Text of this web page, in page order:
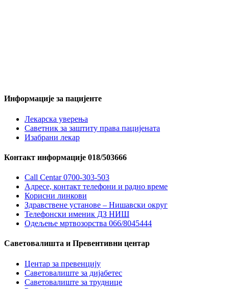
Информације за пацијенте
Лекарска уверења
Саветник за заштиту права пацијената
Изабрани лекар
Контакт информације 018/503666
Call Centar 0700-303-503
Адресe, контакт телефони и радно време
Корисни линкови
Здравствене установе – Нишавски округ
Телефонски именик ДЗ НИШ
Одељење мртвозорства 066/8045444
Саветовалишта и Превентивни центар
Центар за превенцију
Саветовалиште за дијабетес
Саветовалиште за труднице